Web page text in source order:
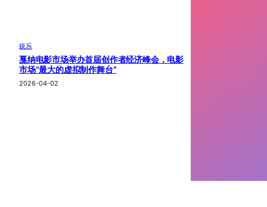
娱乐
戛纳电影市场举办首届创作者经济峰会，电影
市场“最大的虚拟制作舞台”
2026-04-02